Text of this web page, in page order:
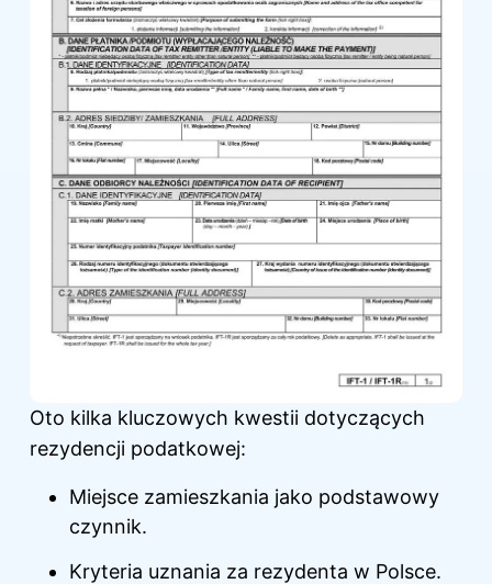
Oto kilka kluczowych kwestii dotyczących
rezydencji podatkowej:
Miejsce zamieszkania jako podstawowy
czynnik.
Kryteria uznania za rezydenta w Polsce.